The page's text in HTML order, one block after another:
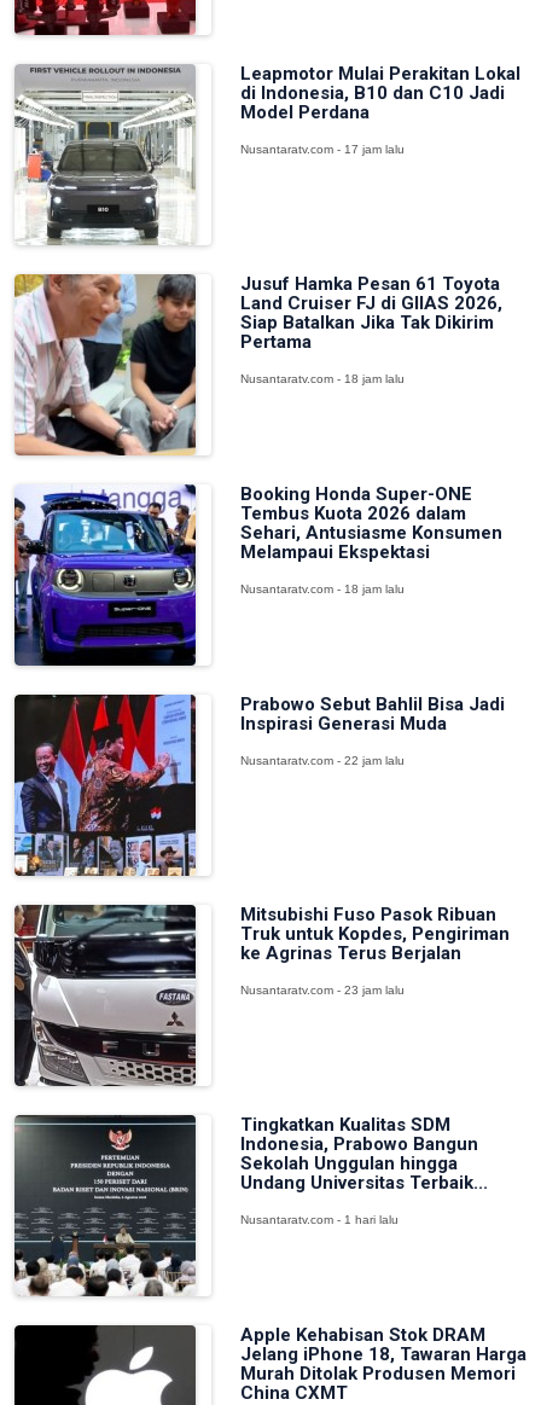
Leapmotor Mulai Perakitan Lokal
di Indonesia, B10 dan C10 Jadi
Model Perdana
Nusantaratv.com - 17 jam lalu
Jusuf Hamka Pesan 61 Toyota
Land Cruiser FJ di GIIAS 2026,
Siap Batalkan Jika Tak Dikirim
Pertama
Nusantaratv.com - 18 jam lalu
Booking Honda Super-ONE
Tembus Kuota 2026 dalam
Sehari, Antusiasme Konsumen
Melampaui Ekspektasi
Nusantaratv.com - 18 jam lalu
Prabowo Sebut Bahlil Bisa Jadi
Inspirasi Generasi Muda
Nusantaratv.com - 22 jam lalu
Mitsubishi Fuso Pasok Ribuan
Truk untuk Kopdes, Pengiriman
ke Agrinas Terus Berjalan
Nusantaratv.com - 23 jam lalu
Tingkatkan Kualitas SDM
Indonesia, Prabowo Bangun
Sekolah Unggulan hingga
Undang Universitas Terbaik...
Nusantaratv.com - 1 hari lalu
Apple Kehabisan Stok DRAM
Jelang iPhone 18, Tawaran Harga
Murah Ditolak Produsen Memori
China CXMT